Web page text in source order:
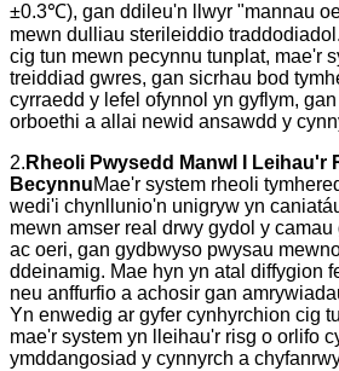
±0.3℃), gan ddileu'n llwyr "mannau
mewn dulliau sterileiddio
cig tun mewn pecynnu tunplat, mae'r
treiddiad gwres, gan sicrhau bod
cyrraedd y lefel ofynnol yn gyflym,
orboethi a allai newid ansawdd y
2. Rheoli Pwysedd Manwl I Leihau'r
BecynnuMae'r system rheoli
wedi'i chynllunio'n unigryw yn
mewn amser real drwy gydol y
ac oeri, gan gydbwyso pwysau
ddeinamig. Mae hyn yn atal diffygion
neu anffurfio a achosir gan
Yn enwedig ar gyfer cynhyrchion cig
mae'r system yn lleihau'r risg o orlifo
ymddangosiad y cynnyrch a